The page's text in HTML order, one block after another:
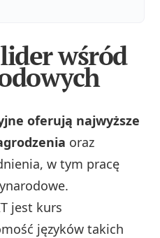
wśród
oferują najwyższe
oraz
w tym pracę
jest kurs
języków takich